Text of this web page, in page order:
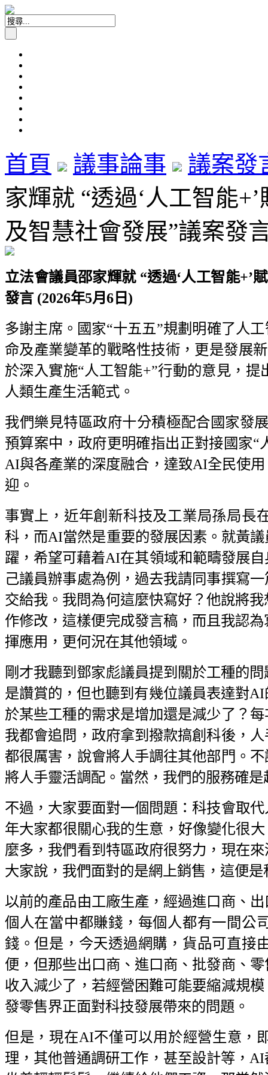
首頁 議事論事
議案發
家輝就 “透過‘人工智能
及智慧社會發展”議案發
立法會議員邵家輝就 “透過‘人工智能+’
發言 (2026年5月6日)
多謝主席。國家“十五五”規劃明確了人
命及產業變革的戰略性技術，更是發展
於深入實施“人工智能+”行動的意見，
人類生產生活範式。
我們樂見特區政府十分積極配合國家發
預算案中，政府更明確指出正對接國家
AI與各產業的深度融合，達致AI全民使
迎。
事實上，近年創新科技及工業局孫局長
科，而AI當然是重要的發展因素。就黃
躍，希望可藉着AI在其領域和範疇發展
己議員辦事處為例，過去我請同事撰寫
交給我。我問為何這麼快寫好？他說將
作修改，這樣便完成發言稿，而且我認
揮應用，更何況在其他領域。
剛才我聽到鄧家彪議員提到關於工種的
是讚賞的，但也聽到有幾位議員表達對
於某些工種的需求是增加還是減少了？
我都會追問，政府拿到撥款搞創科後，
都很厲害，說會將人手調往其他部門。
將人手靈活調配。當然，我們的服務確
不過，大家要面對一個問題：科技會取
年大家都很關心我的生意，好像變化很
麼多，我們看到特區政府很努力，現在
大家說，我們面對的是網上銷售，這便
以前的產品由工廠生產，經過進口商、
個人在當中都賺錢，每個人都有一間公
錢。但是，今天透過網購，貨品可直接
便，但那些出口商、進口商、批發商、
收入減少了，若經營困難可能要縮減規
發零售界正面對科技發展帶來的問題。
但是，現在AI不僅可以用於經營生意，
理，其他普通調研工作，甚至設計等，